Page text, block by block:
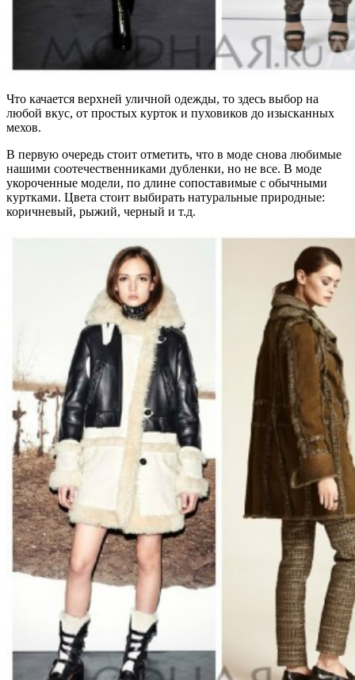
Что качается верхней уличной одежды, то здесь выбор на
любой вкус, от простых курток и пуховиков до изысканных
мехов.
В первую очередь стоит отметить, что в моде снова любимые
нашими соотечественниками дубленки, но не все. В моде
укороченные модели, по длине сопоставимые с обычными
куртками. Цвета стоит выбирать натуральные природные:
коричневый, рыжий, черный и т.д.